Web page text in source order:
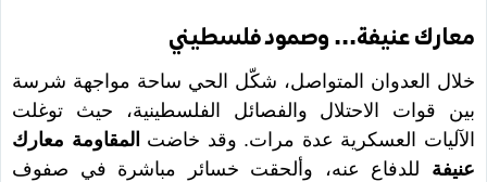
معارك عنيفة... وصمود فلسطيني
خلال العدوان المتواصل، شكّل الحي ساحة مواجهة شرسة
بين قوات الاحتلال والفصائل الفلسطينية، حيث توغلت
الآليات العسكرية عدة مرات. وقد خاضت المقاومة معارك
عنيفة للدفاع عنه، وألحقت خسائر مباشرة في صفوف